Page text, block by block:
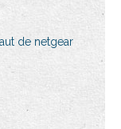
de netgear